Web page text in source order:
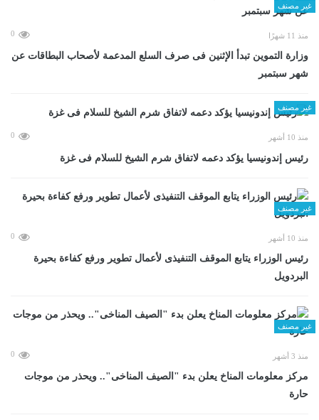
غير مصنف
منذ 11 شهرًا 0
وزارة التموين تبدأ الإثنين فى صرف السلع المدعمة لأصحاب البطاقات عن
شهر سبتمبر
غير مصنف
منذ 10 أشهر 0
رئيس إندونيسيا يؤكد دعمه لاتفاق شرم الشيخ للسلام فى غزة
غير مصنف
منذ 10 أشهر 0
رئيس الوزراء يتابع الموقف التنفيذى لأعمال تطوير ورفع كفاءة بحيرة
البردويل
غير مصنف
منذ 3 أشهر 0
مركز معلومات المناخ يعلن بدء "الصيف المناخى".. ويحذر من موجات
حارة